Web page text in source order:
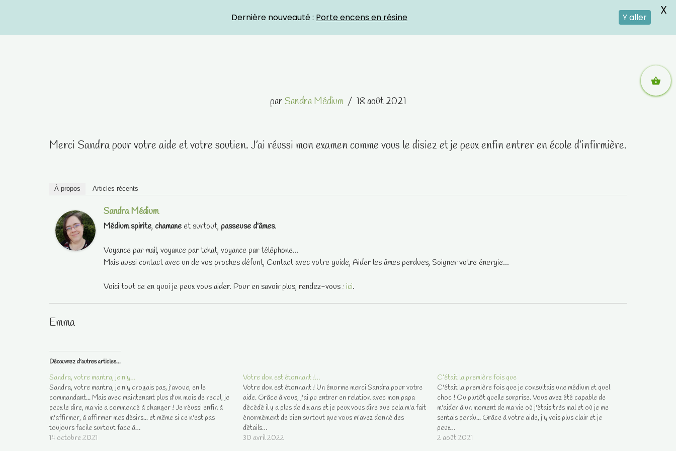
parSandra Médium 18 août 2021
Merci Sandra pour votre aide et votre soutien. J’ai réussi mon examen comme vous le disiez et je peux enfin entrer en école d’infirmière.
À propos Articles récents
Sandra Médium
Médium spirite, chamaneet surtout, passeuse d'âmes.
Voyance par mail, voyance par tchat, voyance par téléphone...
Mais aussi contact avec un de vos proches défunt, Contact avec votre guide, Aider les âmes perdues, Soigner votre énergie...
Voici tout ce en quoi je peux vous aider. Pour en savoir plus, rendez-vous : ici.
Emma
Découvrez d'autres articles...
Sandra, votre mantra, je n'y…
Sandra, votre mantra, je n'y croyais pas, j'avoue, en le
commandant... Mais avec maintenant plus d'un mois de recul, je
peux le dire, ma vie a commencé à changer ! Je réussi enfin à
m'affirmer, à affirmer mes désirs... et même si ce n'est pas
toujours facile surtout face à…
14 octobre 2021
Votre don est étonnant !…
Votre don est étonnant ! Un énorme merci Sandra pour votre
aide. Grâce à vous, j'ai pu entrer en relation avec mon papa
décédé il y a plus de dix ans et je peux vous dire que cela m'a fait
énormément de bien surtout que vous m'avez donné des
détails…
30 avril 2022
C’était la première fois que
C'était la première fois que je consultais une médium et quel
choc ! Ou plutôt quelle surprise. Vous avez été capable de
m'aider à un moment de ma vie où j'étais très mal et où je me
sentais perdu... Grâce à votre aide, j'y vois plus clair et je
peux…
2 août 2021
Dernière nouveauté : Porte encens en résine Y aller
X
Crystal Energies